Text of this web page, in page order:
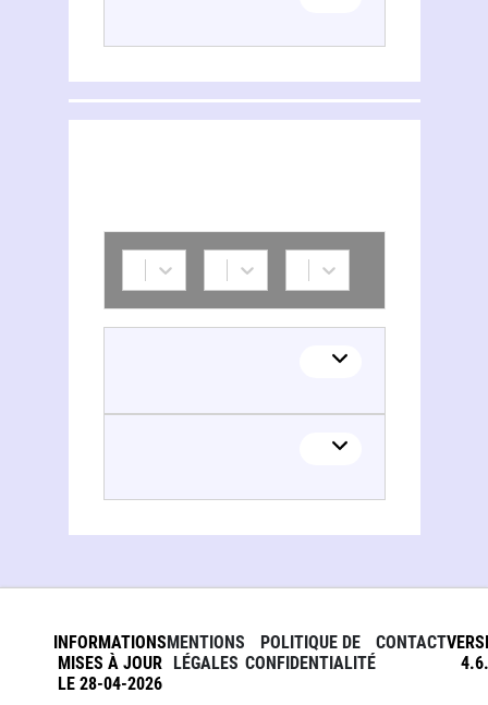
INFORMATIONS
MISES À JOUR
LE 28-04-2026
MENTIONS
LÉGALES
POLITIQUE DE
CONFIDENTIALITÉ
CONTACT